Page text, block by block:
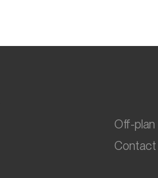
Off-plan
Contact